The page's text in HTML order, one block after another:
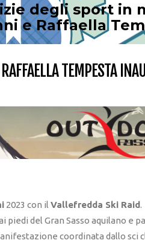
degli sport in
e Raffaella
TEMPESTA
2023 con il Vallefredda Ski Raid.
del Gran Sasso aquilano e
coordinata dallo sci